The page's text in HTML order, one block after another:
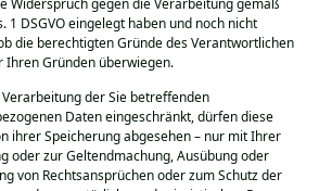
Widerspruch gegen die Verarbeitung gemäß
1 DSGVO eingelegt haben und noch nicht
die berechtigten Gründe des Verantwortlichen
Ihren Gründen überwiegen.
der Sie betreffenden
Daten eingeschränkt, dürfen diese
ihrer Speicherung abgesehen – nur mit Ihrer
oder zur Geltendmachung, Ausübung oder
von Rechtsansprüchen oder zum Schutz der